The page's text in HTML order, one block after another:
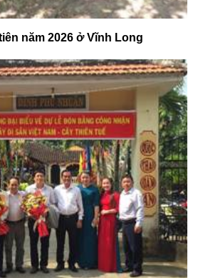
năm 2026 ở Vĩnh Long